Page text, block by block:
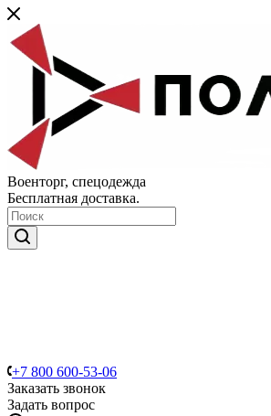
Военторг, спецодежда
Бесплатная доставка.
+7 800 600-53-06
Заказать звонок
Задать вопрос